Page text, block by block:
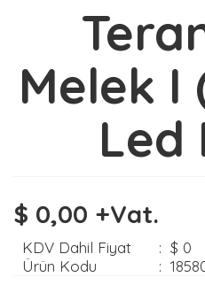
Melek I
Led
$ 0,00 +Vat.
KDV Dahil Fiyat : $ 0
Ürün Kodu
: